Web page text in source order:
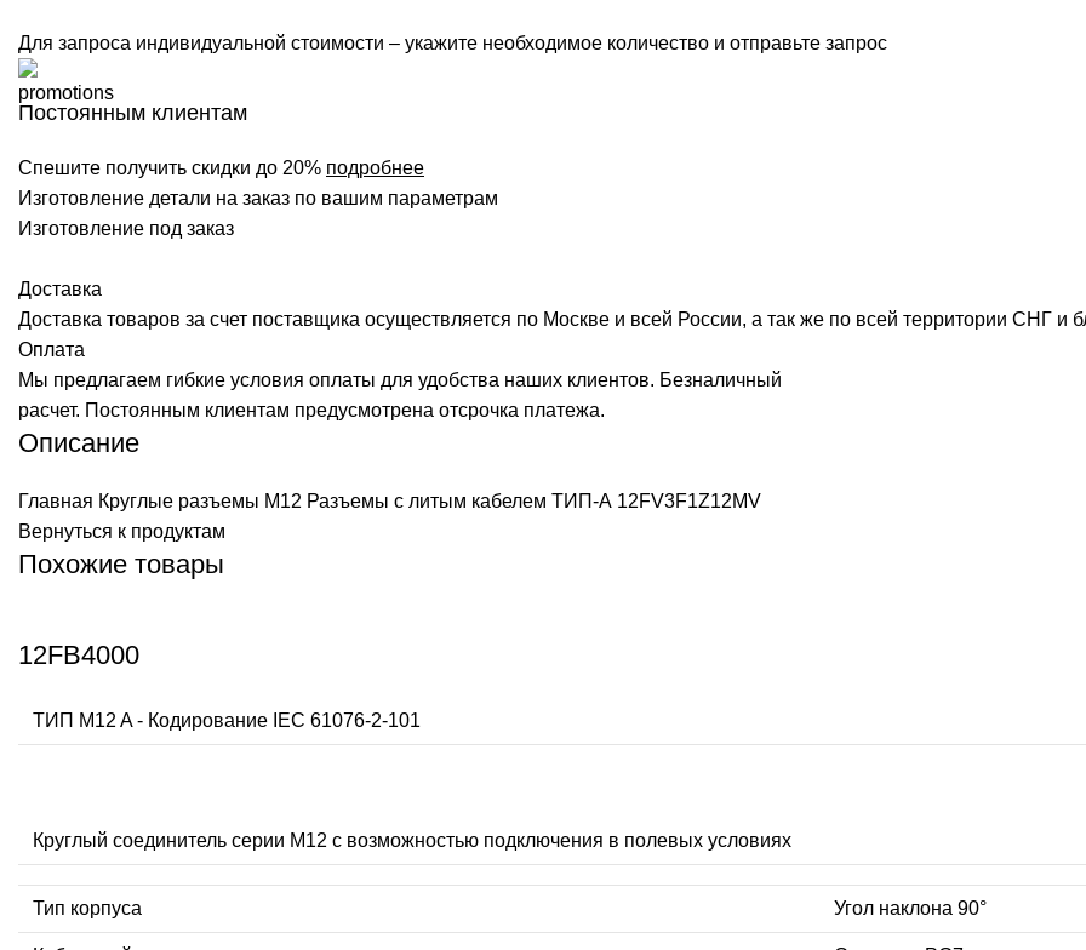
Для запроса индивидуальной стоимости – укажите необходимое количество и отправьте запрос
Постоянным клиентам
Спешите получить скидки до 20% подробнее
Изготовление детали на заказ по вашим параметрам
Изготовление под заказ
Доставка
Доставка товаров за счет поставщика осуществляется по Москве и всей России, а так же по всей территории СНГ и
Оплата
Мы предлагаем гибкие условия оплаты для удобства наших клиентов. Безналичный
расчет. Постоянным клиентам предусмотрена отсрочка платежа.
Описание
Главная Круглые разъемы M12 Разъемы с литым кабелем ТИП-А 12FV3F1Z12MV
Вернуться к продуктам
Похожие товары
12FB4000
ТИП M12 A - Кодирование IEC 61076-2-101
Круглый соединитель серии M12 с возможностью подключения в полевых условиях
Тип корпуса Угол наклона 90°